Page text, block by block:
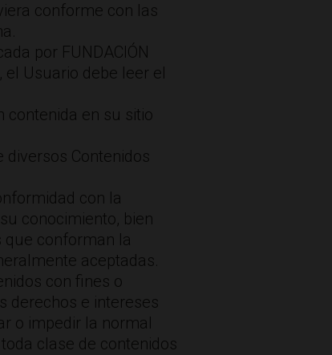
conforme con las
por FUNDACIÓN
Usuario debe leer el
contenida en su sitio
diversos Contenidos
con la
conocimiento, bien
que conforman la
aceptadas.
con fines o
derechos e intereses
o impedir la normal
clase de contenidos